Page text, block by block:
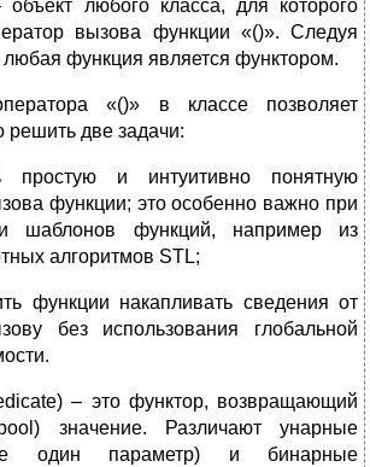
любого класса, для которого
вызова функции «()». Следуя
функция является функтором.
«()» в классе позволяет
решить две задачи:
простую и интуитивно понятную
функции; это особенно важно при
шаблонов функций, например из
алгоритмов STL;
функции накапливать сведения от
без использования глобальной
– это функтор, возвращающий
значение. Различают унарные
один параметр) и бинарные